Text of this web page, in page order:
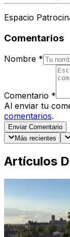
Espacio
Comentarios
Nombre *
Comentario *
Al enviar tu
comentarios.
Enviar Comentario
Más recientes
Artículos